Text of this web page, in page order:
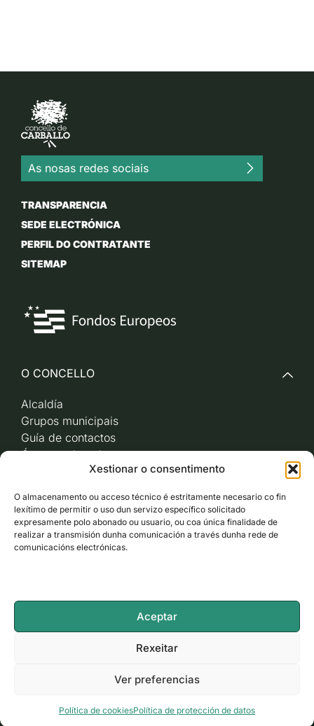
Xestionar o consentimento
O almacenamento ou acceso técnico é estritamente necesario co fin
lexítimo de permitir o uso dun servizo específico solicitado
expresamente polo abonado ou usuario, ou coa única finalidade de
realizar a transmisión dunha comunicación a través dunha rede de
comunicacións electrónicas.
Aceptar
Rexeitar
Ver preferencias
Política de cookiesPolítica de protección de datos
As nosas redes sociais
TRANSPARENCIA
SEDE ELECTRÓNICA
PERFIL DO CONTRATANTE
SITEMAP
O CONCELLO
Alcaldía
Grupos municipais
Guía de contactos
Órganos de goberno
Acceso a videoactas
xunta de goberno local
Imaxe corporativa
CARBALLO AO DÍA